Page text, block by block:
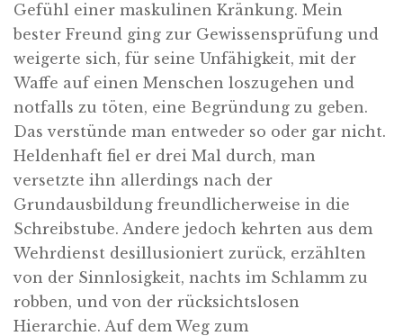
Gefühl einer maskulinen Kränkung. Mein
bester Freund ging zur Gewissensprüfung und
weigerte sich, für seine Unfähigkeit, mit der
Waffe auf einen Menschen loszugehen und
notfalls zu töten, eine Begründung zu geben.
Das verstünde man entweder so oder gar nicht.
Heldenhaft fiel er drei Mal durch, man
versetzte ihn allerdings nach der
Grundausbildung freundlicherweise in die
Schreibstube. Andere jedoch kehrten aus dem
Wehrdienst desillusioniert zurück, erzählten
von der Sinnlosigkeit, nachts im Schlamm zu
robben, und von der rücksichtslosen
Hierarchie. Auf dem Weg zum